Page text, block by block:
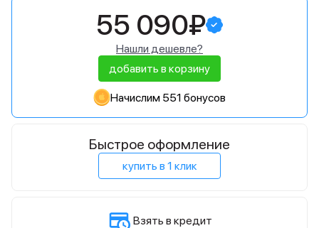
55 090₽
Нашли дешевле?
добавить в корзину
Начислим 551 бонусов
Быстрое оформление
купить в 1 клик
Взять в кредит